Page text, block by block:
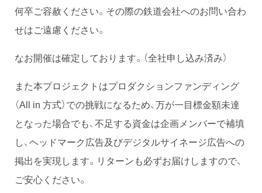
何卒ご容赦ください。その際の鉄道会社へのお問い合わ
せはご遠慮ください。
なお開催は確定しております。（全社申し込み済み）
また本プロジェクトはプロダクションファンディング
（All in 方式）での挑戦になるため、万が一目標金額未達
となった場合でも、不足する資金は企画メンバーで補填
し、ヘッドマーク広告及びデジタルサイネージ広告への
掲出を実現します。リターンも必ずお届けしますので、
ご安心ください。